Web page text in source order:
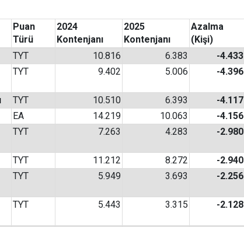
Puan
Türü
2024
Kontenjanı
2025
Kontenjanı
Azalma
(Kişi)
TYT 10.816 6.383
-4.433
TYT 9.402 5.006 -4.396
TYT 10.510 6.393
-4.117
EA 14.219 10.063
-4.156
TYT 7.263 4.283 -2.980
TYT 11.212 8.272
-2.940
TYT 5.949 3.693 -2.256
TYT 5.443 3.315 -2.128